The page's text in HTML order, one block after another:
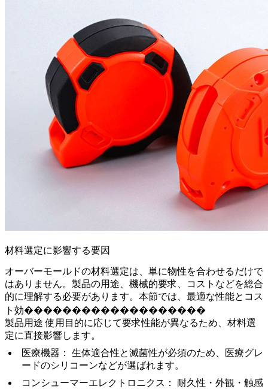
材料選定に影響する要因
オーバーモールドの材料選定は、単に物性を合わせるだけで
はありません。製品の用途、機械的要求、コストなどを総合
的に理解する必要があります。本節では、最適な性能とコス
ト効�������������������
製品用途 使用目的に応じて要求性能が異なるため、材料選
定に直接影響します。
医療機器：
生体適合性と滅菌性が必須のため、医療グレ
ードのシリコーンなどが選ばれます。
コンシューマーエレクトロニクス：
耐久性・外観・触感